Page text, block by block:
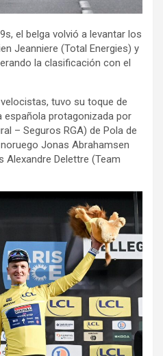
el belga volvió a levantar los
Jeanniere (Total Energies) y
la clasificación con el
tuvo su toque de
protagonizada por
– Seguros RGA) de Pola de
Jonas Abrahamsen
Alexandre Delettre (Team